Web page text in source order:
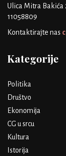
Ulica Mitra Bakića
11058809
Kontaktirajte nas
Kategorije
Politika
Društvo
Ekonomija
CG u srcu
Kultura
Istorija